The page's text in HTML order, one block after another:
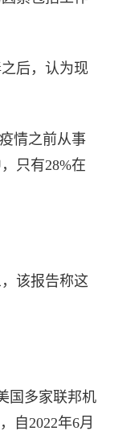
后，认为现
情之前从事
只有28%在
该报告称这
国多家联邦机
自2022年6月